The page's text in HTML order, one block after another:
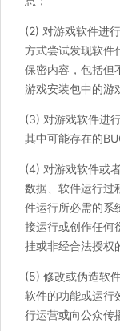
(2) 对游戏软件进
方式尝试发现软件
保密内容，包括但
游戏安装包中的游
(3) 对游戏软件进
其中可能存在的
(4) 对游戏软件或
数据、软件运行过
件运行所必需的系
接运行或创作任何
挂或非经合法授权
(5) 修改或伪造软
软件的功能或运行
行运营或向公众传